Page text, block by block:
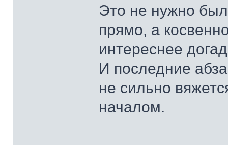
Это не нужно
прямо, а
интереснее
И последние
не сильно
началом.